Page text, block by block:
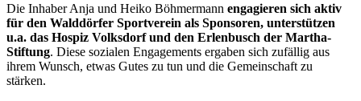
Die Inhaber Anja und Heiko Böhmermann engagieren sich aktiv
für den Walddörfer Sportverein als Sponsoren, unterstützen
u.a. das Hospiz Volksdorf und den Erlenbusch der Martha-
Stiftung. Diese sozialen Engagements ergaben sich zufällig aus
ihrem Wunsch, etwas Gutes zu tun und die Gemeinschaft zu
stärken.